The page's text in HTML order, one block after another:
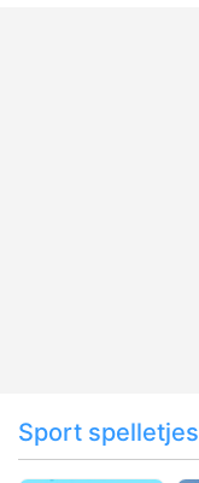
Sport spelletjes